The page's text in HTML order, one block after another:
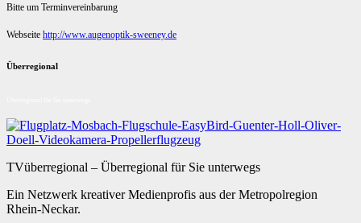
Bitte um Terminvereinbarung
Webseite http://www.augenoptik-sweeney.de
Überregional
TVüberregional – Überregional für Sie unterwegs
Ein Netzwerk kreativer Medienprofis aus der Metropolregion
Rhein-Neckar.